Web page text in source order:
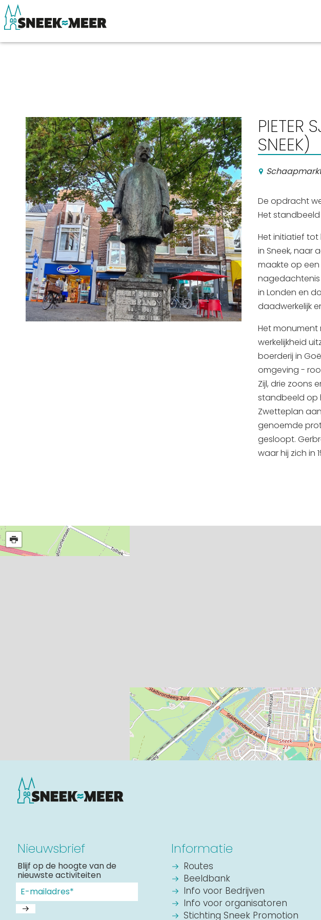
Praktische informatie
Toeristische informatie
Bezienswaardigheden
Watersport
Overnachten
Winkelen
Routes
PIETER
SNEEK)
De opdracht
Het
Het initiatief
in Sneek, naar
maakte op een
nagedachtenis
in Londen en
daadwerkelijk
Het monument
werkelijkheid
boerderij in
omgeving -
Zijl, drie zoons
standbeeld op
Zwetteplan
genoemde
gesloopt.
waar hij zich in
Nieuwsbrief
Blijf op de hoogte van de
nieuwste activiteiten
Informatie
Routes
Beeldbank
Info voor Bedrijven
Info voor organisatoren
Stichting Sneek Promotion